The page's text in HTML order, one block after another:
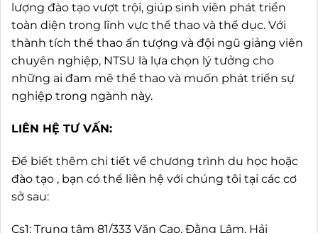
lượng đào tạo vượt trội, giúp sinh viên phát triển
toàn diện trong lĩnh vực thể thao và thể dục. Với
thành tích thể thao ấn tượng và đội ngũ giảng viên
chuyên nghiệp, NTSU là lựa chọn lý tưởng cho
những ai đam mê thể thao và muốn phát triển sự
nghiệp trong ngành này.
LIÊN HỆ TƯ VẤN:
Để biết thêm chi tiết về chương trình du học hoặc
đào tạo , bạn có thể liên hệ với chúng tôi tại các cơ
sở sau:
Cs1: Trung tâm 81/333 Văn Cao, Đằng Lâm, Hải